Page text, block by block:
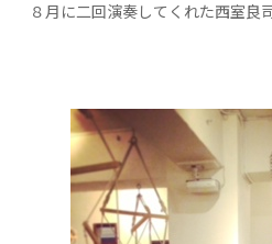
８月に二回演奏してくれた西室